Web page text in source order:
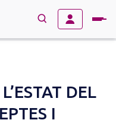
DEL
I